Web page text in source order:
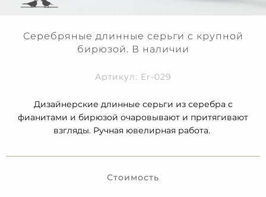
Серебряные длинные серьги с крупной
бирюзой. В наличии
Артикул: Er-029
Дизайнерские длинные серьги из серебра с
фианитами и бирюзой очаровывают и притягивают
взгляды. Ручная ювелирная работа.
Стоимость